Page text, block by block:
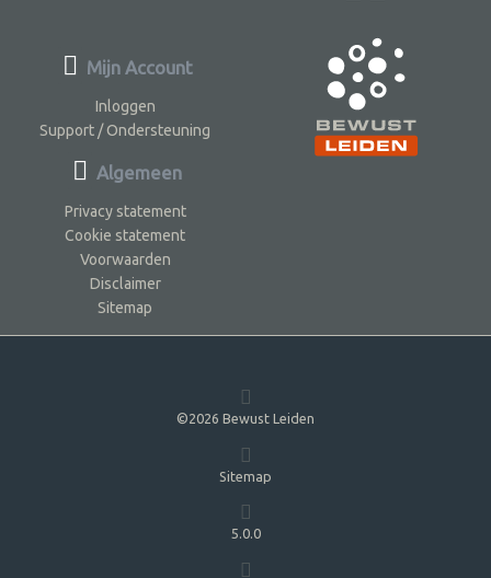
Mijn Account
Inloggen
Support / Ondersteuning
Algemeen
Privacy statement
Cookie statement
Voorwaarden
Disclaimer
Sitemap
©2026 Bewust Leiden
Sitemap
5.0.0